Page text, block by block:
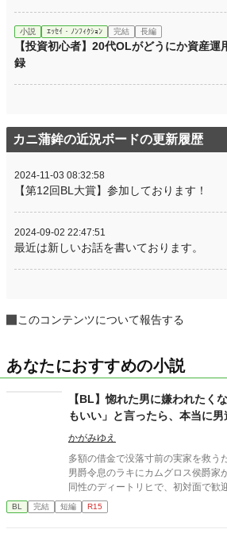
小説 ｴｯｾｲ・ﾉﾝﾌｨｸｼｮﾝ 完結 長編
【投資初心者】20代OLがどうにか資産運
録
カニ蒲鉾の近況ボードの更新履歴
2024-11-03 08:32:58
【第12回BL大賞】参加しております！
2024-09-02 22:47:51
最近は新しいお話を書いております。
このコンテンツについて報告する
あなたにおすすめの小説
【BL】惚れた男に嫌われたく
もいい」と言ったら、本当に
ている侯爵令息の話
かがみゆえ
多額の借金で没落寸前の実家を救う
男爵令息のラキにカムグロス侯爵家
同性のディートリヒで、初対面で歓
放されてしまう。 『必要最低限関わるな』 『愛人を作るな』
『男遊びならしてもいい』 ディートリヒから実家の借金を完済す
BL 完結 短編 R15